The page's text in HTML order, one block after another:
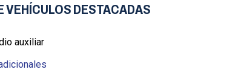
VEHÍCULOS DESTACADAS
auxiliar